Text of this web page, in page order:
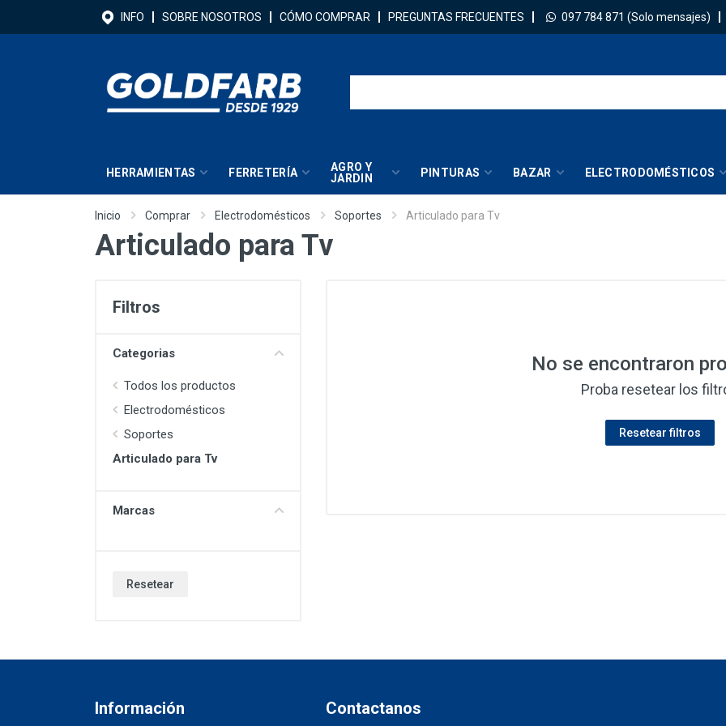
INFO SOBRE NOSOTROS CÓMO COMPRAR PREGUNTAS FRECUENTES 097 784 871 (Solo mensajes)
HERRAMIENTAS FERRETERÍA
AGRO Y
JARDIN
PINTURAS BAZAR ELECTRODOMÉSTICOS
Inicio Comprar Electrodomésticos Soportes Articulado para Tv
Articulado para Tv
Filtros
Categorias
Todos los productos
Electrodomésticos
Soportes
Articulado para Tv
Marcas
Resetear
No se encontraron
Proba resetear los
Resetear filtros
Información Contactanos